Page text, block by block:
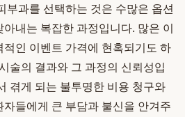
부과를 선택하는 것은 수많은 옵션
내는 복잡한 과정입니다. 많은 이
인 이벤트 가격에 현혹되기도 하
술의 결과와 그 과정의 신뢰성입
겪게 되는 불투명한 비용 청구와
들에게 큰 부담과 불신을 안겨주